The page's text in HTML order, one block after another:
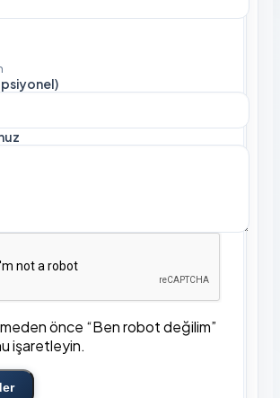
önce “Ben robot değilim”
işaretleyin.